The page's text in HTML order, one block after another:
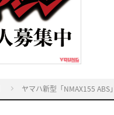
ヤマハ新型「NMAX155